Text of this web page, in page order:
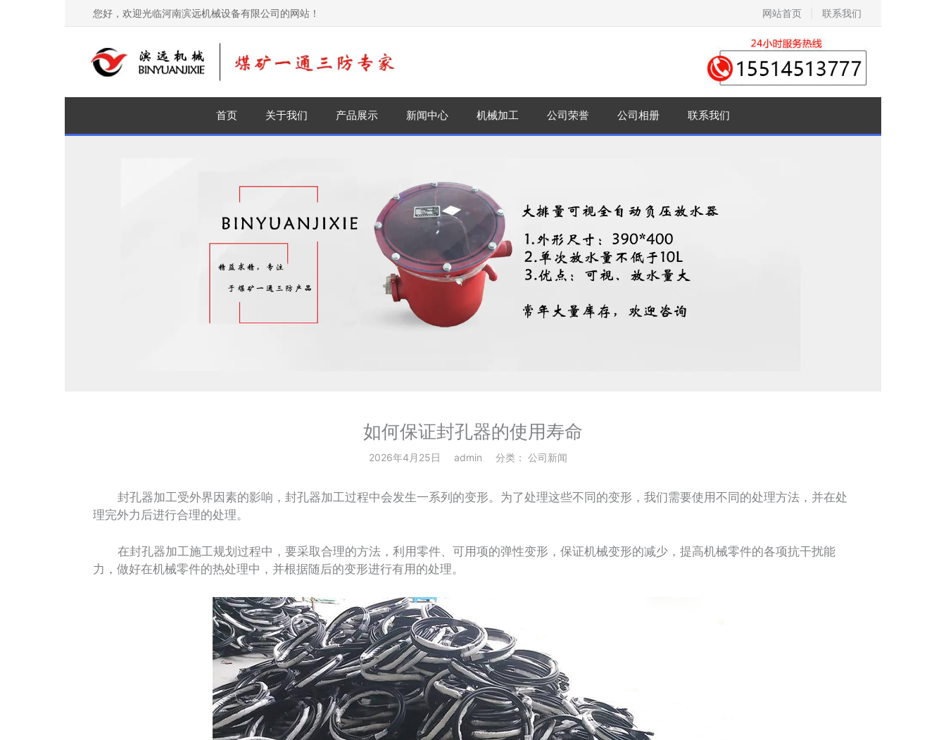
您好，欢迎光临河南滨远机械设备有限公司的网站！ 网站首页 联系我们
首页 关于我们 产品展示 新闻中心 机械加工 公司荣誉 公司相册 联系我们
如何保证封孔器的使用寿命
2026年4月25日 admin 分类： 公司新闻
封孔器加工受外界因素的影响，封孔器加工过程中会发生一系列的变形。为了处理这些不同的变形，我们需要使用不同的处理方法，并在处
理完外力后进行合理的处理。
在封孔器加工施工规划过程中，要采取合理的方法，利用零件、可用项的弹性变形，保证机械变形的减少，提高机械零件的各项抗干扰能
力，做好在机械零件的热处理中，并根据随后的变形进行有用的处理。